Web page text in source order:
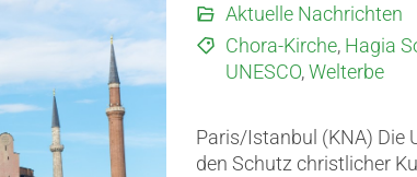
Aktuelle Nachrichten
Chora-Kirche, Hagia
UNESCO,Welterbe
Paris/Istanbul (KNA) Die
den Schutz christlicher